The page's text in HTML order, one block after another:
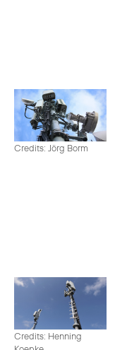
Credits: Jörg Borm
Credits: Henning